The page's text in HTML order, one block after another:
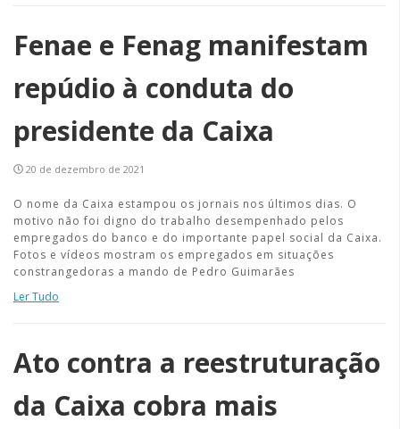
Fenae e Fenag manifestam
repúdio à conduta do
presidente da Caixa
20 de dezembro de 2021
O nome da Caixa estampou os jornais nos últimos dias. O
motivo não foi digno do trabalho desempenhado pelos
empregados do banco e do importante papel social da Caixa.
Fotos e vídeos mostram os empregados em situações
constrangedoras a mando de Pedro Guimarães
Ler Tudo
Ato contra a reestruturação
da Caixa cobra mais